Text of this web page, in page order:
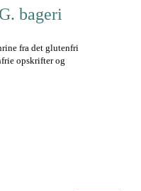
bageri
fra det glutenfri
opskrifter og